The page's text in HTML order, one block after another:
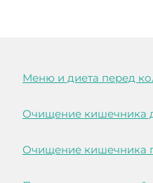
Меню и диета перед
Очищение кишечника
Очищение кишечника